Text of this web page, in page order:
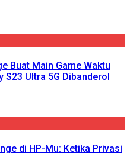
Buat Main Game Waktu
S23 Ultra 5G Dibanderol
di HP-Mu: Ketika Privasi